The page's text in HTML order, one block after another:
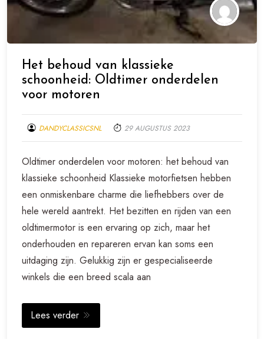
Het behoud van klassieke
schoonheid: Oldtimer onderdelen
voor motoren
DANDYCLASSICSNL 29 AUGUSTUS 2023
Oldtimer onderdelen voor motoren: het behoud van
klassieke schoonheid Klassieke motorfietsen hebben
een onmiskenbare charme die liefhebbers over de
hele wereld aantrekt. Het bezitten en rijden van een
oldtimermotor is een ervaring op zich, maar het
onderhouden en repareren ervan kan soms een
uitdaging zijn. Gelukkig zijn er gespecialiseerde
winkels die een breed scala aan
Lees verder